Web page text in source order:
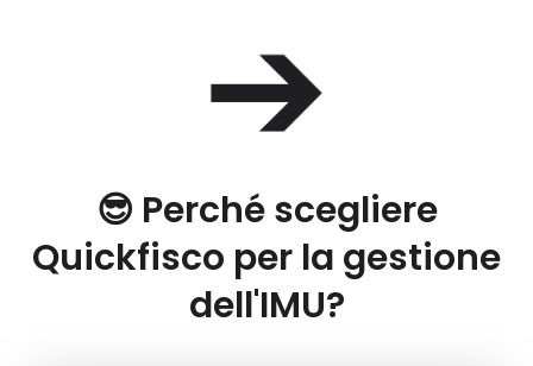
😎 Perché scegliere
Quickfisco per la gestione
dell'IMU?